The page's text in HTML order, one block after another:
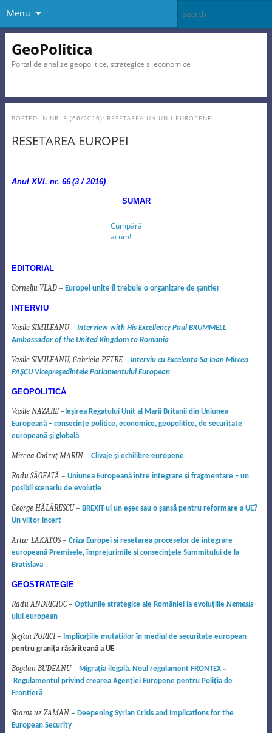
Menu
GeoPolitica
Portal de analize geopolitice, strategice si economice
POSTED IN NR. 3 (66/2016): RESETAREA UNIUNII EUROPENE
RESETAREA EUROPEI
Anul XVI, nr. 66 (3 / 2016)
SUMAR
Cumpără
acum!
EDITORIAL
Corneliu VLAD – Europei unite îi trebuie o organizare de şantier
INTERVIU
Vasile SIMILEANU – Interview with His Excellency Paul BRUMMELL
Ambassador of the United Kingdom to Romania
Vasile SIMILEANU, Gabriela PETRE – Interviu cu Excelenţa Sa Ioan Mircea
PAŞCU Vicepreşedintele Parlamentului European
GEOPOLITICĂ
Vasile NAZARE – Ieşirea Regatului Unit al Marii Britanii din Uniunea
Europeană– consecinţe politice, economice, geopolitice, de securitate
europeană şi global ă
Mircea Codruţ MARIN – Clivaje şi echilibre europene
Radu SĂGEATĂ – Uniunea Europeană între integrare şi fragmentare – un
posibil scenariu de evoluţie
George HĂLĂRESCU – BREXIT-ul un eşec sau o şansă pentru reformare a UE?
Un viitor incert
Artur LAKATOS – Criza Europei şi resetarea proceselor de integrare
europeană Premisele, împrejurimile şi consecinţele Summitului de la
Bratislava
GEOSTRATEGIE
Radu ANDRICIUC – Opţiunile strategice ale României la evoluţiile Nemesis-
ului european
Ştefan PURICI – Implicaţiile mutaţiilor în mediul de securitate european
pentru graniţa răsăriteană a UE
Bogdan BUDEANU – Migraţia ilegală. Noul regulament FRONTEX–
Regulamentul privind crearea Agenţiei Europene pentru Poliţia de
Frontieră
Shams uz ZAMAN – Deepening Syrian Crisis and Implications for the
European Security